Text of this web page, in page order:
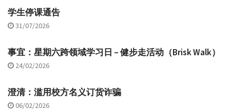
学生停课通告
31/07/2026
事宜：星期六跨领域学习日 – 健步走活动（Brisk Walk）
24/02/2026
澄清：滥用校方名义订货诈骗
06/02/2026